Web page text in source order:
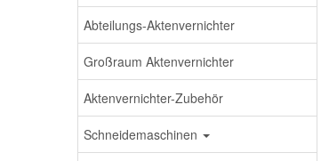
Abteilungs-Aktenvernichter
Großraum Aktenvernichter
Aktenvernichter-Zubehör
Schneidemaschinen